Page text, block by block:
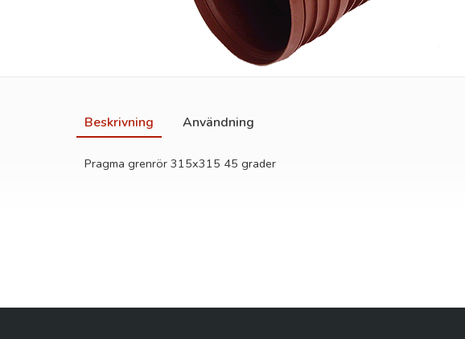
Beskrivning Användning
Pragma grenrör 315x315 45 grader